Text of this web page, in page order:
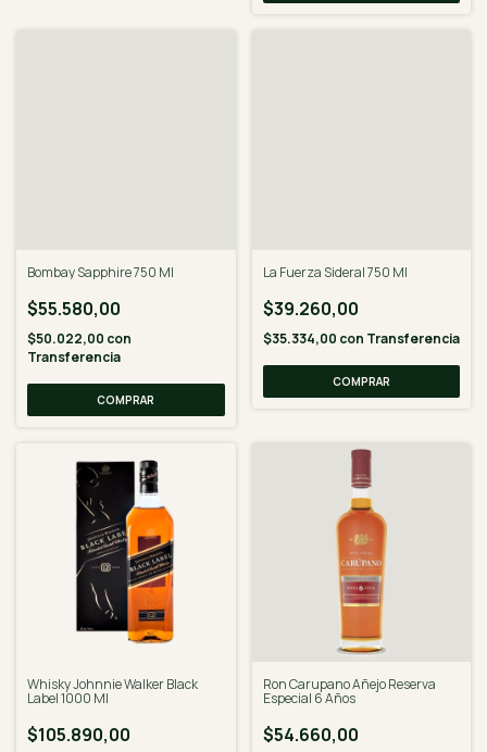
Bombay Sapphire 750 Ml
$55.580,00
$50.022,00 con
Transferencia
La Fuerza Sideral 750 Ml
$39.260,00
$35.334,00 con Transferencia
Whisky Johnnie Walker Black
Label 1000 Ml
$105.890,00
Ron Carupano Añejo Reserva
Especial 6 Años
$54.660,00